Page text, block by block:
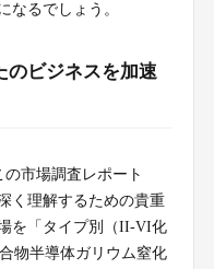
なるでしょう。
のビジネスを加速
の市場調査レポート
く理解するための貴重
を「タイプ別（II-VI化
物半導体ガリウム窒化